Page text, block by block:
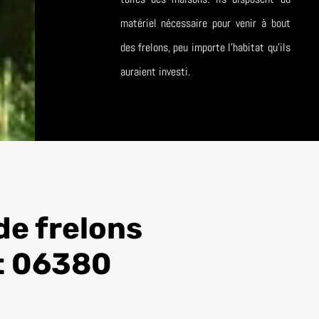
matériel nécessaire pour venir à bout
des frelons, peu importe l’habitat qu’ils
auraient investi.
frelons
06380